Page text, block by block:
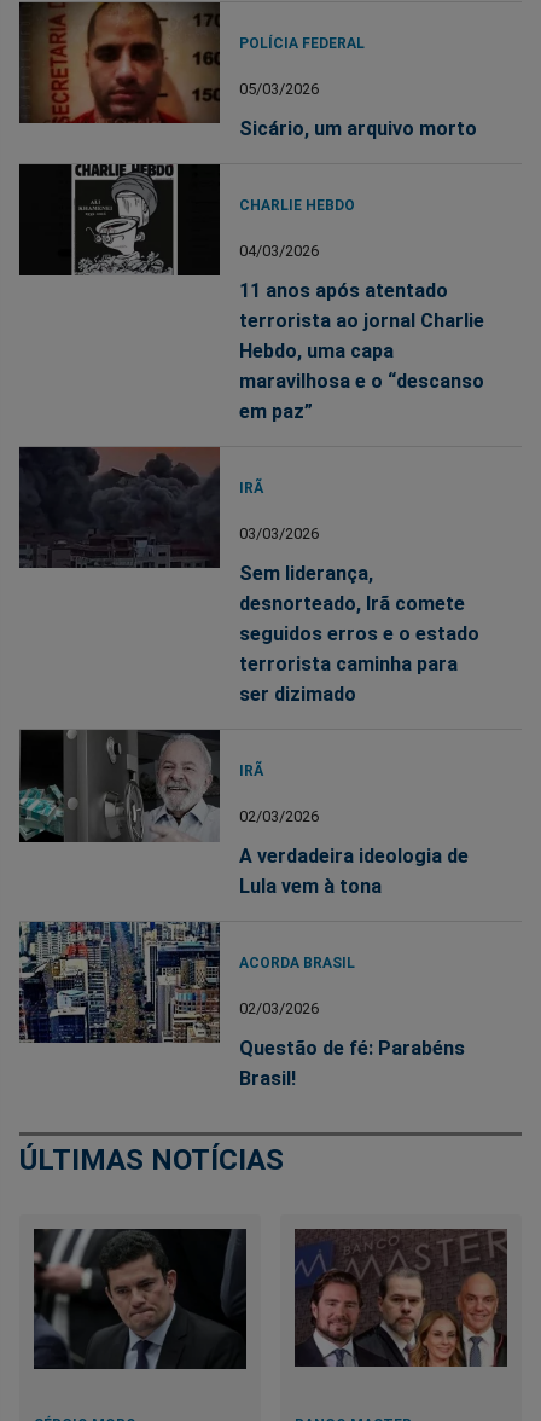
POLÍCIA FEDERAL
05/03/2026
Sicário, um arquivo morto
CHARLIE HEBDO
04/03/2026
11 anos após atentado
terrorista ao jornal Charlie
Hebdo, uma capa
maravilhosa e o “descanso
em paz”
IRÃ
03/03/2026
Sem liderança,
desnorteado, Irã comete
seguidos erros e o estado
terrorista caminha para
ser dizimado
IRÃ
02/03/2026
A verdadeira ideologia de
Lula vem à tona
ACORDA BRASIL
02/03/2026
Questão de fé: Parabéns
Brasil!
ÚLTIMAS NOTÍCIAS